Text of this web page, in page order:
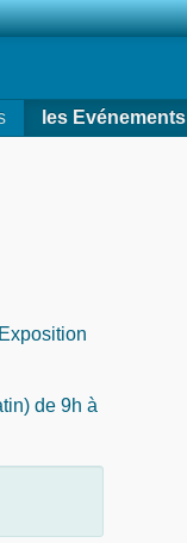
les Evénements
de 9h à